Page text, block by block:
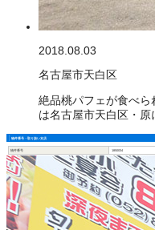
2018.08.03
名古屋市天白区
絶品桃パフェが食べら
は名古屋市天白区・
物件番号・取り扱い支店
物件番号 1850034